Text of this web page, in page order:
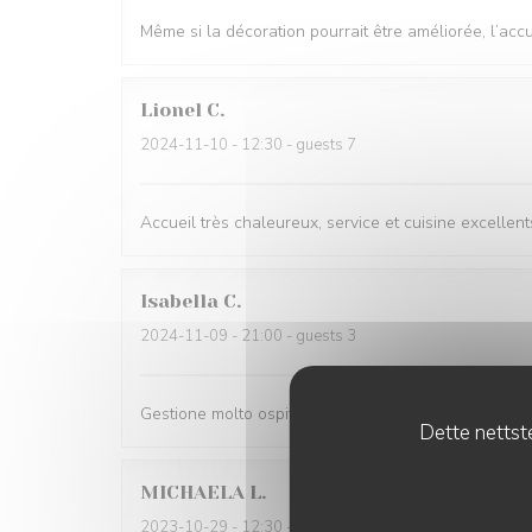
Dette
Même si la décoration pourrait être améliorée,
Lionel C
2024-11-10 - 12:30 - guests 7
Accueil très chaleureux, service et cuisine
Isabella C
2024-11-09 - 21:00 - guests 3
Gestione molto ospitale e personale gentilissimo.
MICHAELA L
2023-10-29 - 12:30 - guests 3